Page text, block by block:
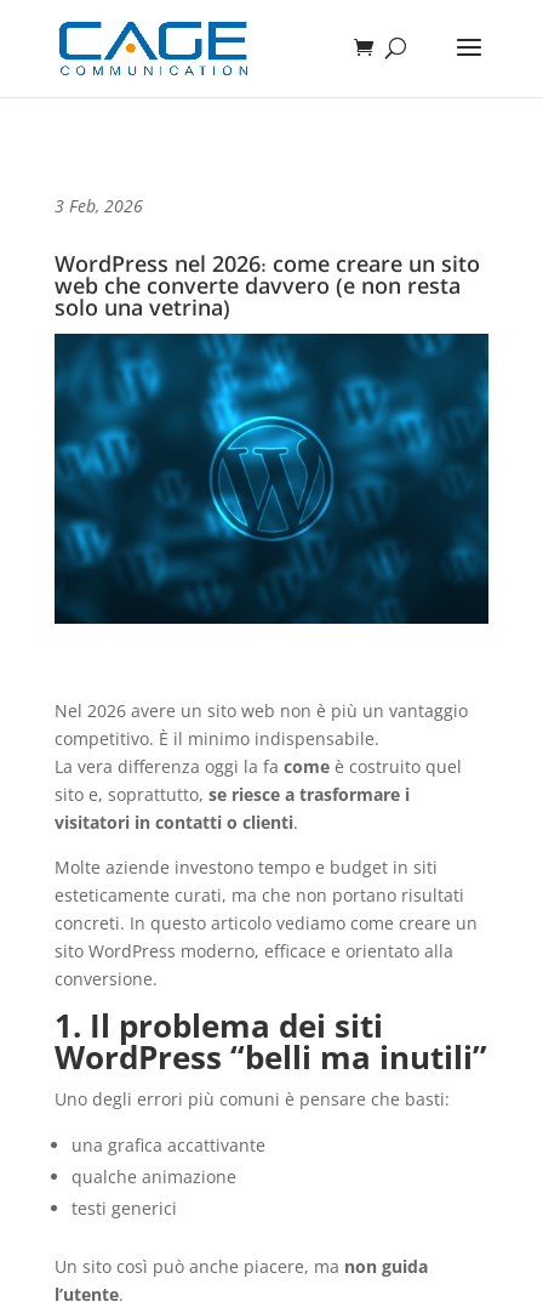
3 Feb, 2026
WordPress nel 2026: come creare un sito
web che converte davvero (e non resta
solo una vetrina)
Nel 2026 avere un sito web non è più un vantaggio
competitivo. È il minimo indispensabile.
La vera differenza oggi la fa comeè costruito quel
sito e, soprattutto, se riesce a trasformare i
visitatori in contatti o clienti.
Molte aziende investono tempo e budget in siti
esteticamente curati, ma che non portano risultati
concreti. In questo articolo vediamo come creare un
sito WordPress moderno, efficace e orientato alla
conversione.
1. Il problema dei siti
WordPress “belli ma inutili”
Uno degli errori più comuni è pensare che basti:
una grafica accattivante
qualche animazione
testi generici
Un sito così può anche piacere, ma non guida
l’utente.